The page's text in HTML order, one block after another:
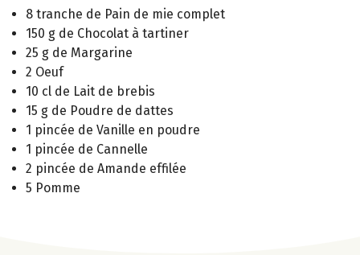
8 tranche de Pain de mie complet
150 g de Chocolat à tartiner
25 g de Margarine
2 Oeuf
10 cl de Lait de brebis
15 g de Poudre de dattes
1 pincée de Vanille en poudre
1 pincée de Cannelle
2 pincée de Amande effilée
5 Pomme